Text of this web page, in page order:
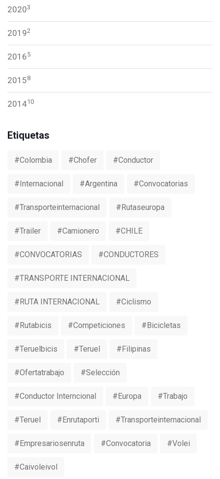
20203
20192
20165
20158
201410
Etiquetas
#colombia #chofer #conductor
#internacional #argentina #convocatorias
#transporteinternacional #rutaseuropa
#trailer #camionero #CHILE
#CONVOCATORIAS #CONDUCTORES
#TRANSPORTE INTERNACIONAL
#RUTA INTERNACIONAL #ciclismo
#rutabicis #competiciones #bicicletas
#teruelbicis #teruel #Filipinas
#ofertatrabajo #selección
#conductor Interncional #europa #trabajo
#Teruel #Enrutaporti #Transporteinternacional
#Empresariosenruta #convocatoria #volei
#caivoleivol